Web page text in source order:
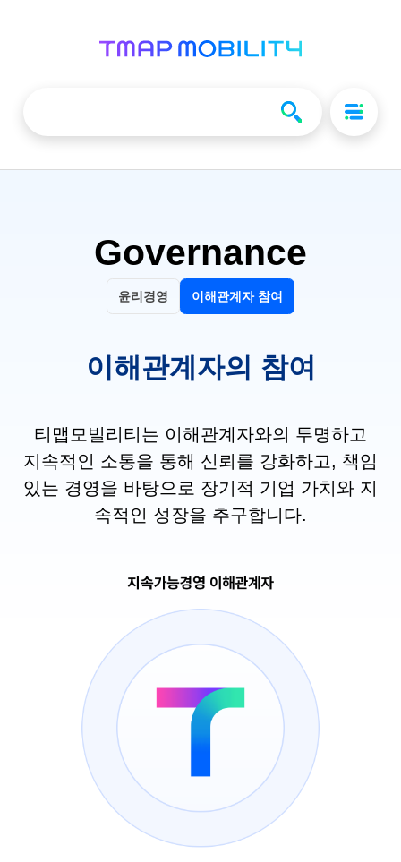
Governance
윤리경영 이해관계자 참여
이해관계자의 참여
티맵모빌리티는 이해관계자와의 투명하고
지속적인 소통을 통해 신뢰를 강화하고, 책임
있는 경영을 바탕으로 장기적 기업 가치와 지
속적인 성장을 추구합니다.